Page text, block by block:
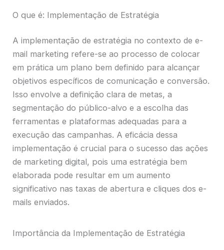
O que é: Implementação de Estratégia
A implementação de estratégia no contexto de e-
mail marketing refere-se ao processo de colocar
em prática um plano bem definido para alcançar
objetivos específicos de comunicação e conversão.
Isso envolve a definição clara de metas, a
segmentação do público-alvo e a escolha das
ferramentas e plataformas adequadas para a
execução das campanhas. A eficácia dessa
implementação é crucial para o sucesso das ações
de marketing digital, pois uma estratégia bem
elaborada pode resultar em um aumento
significativo nas taxas de abertura e cliques dos e-
mails enviados.
Importância da Implementação de Estratégia